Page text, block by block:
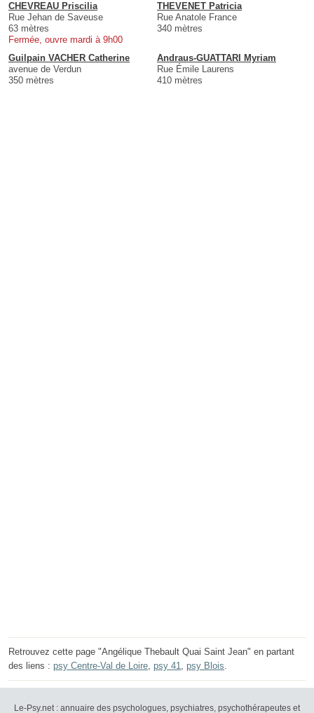
CHEVREAU Priscilia
Rue Jehan de Saveuse
63 mètres
Fermée, ouvre mardi à 9h00
THEVENET Patricia
Rue Anatole France
340 mètres
Guilpain VACHER Catherine
avenue de Verdun
350 mètres
Andraus-GUATTARI Myriam
Rue Émile Laurens
410 mètres
Retrouvez cette page "Angélique Thebault Quai Saint Jean" en partant
des liens : psy Centre-Val de Loire, psy 41, psy Blois.
Le-Psy.net : annuaire des psychologues, psychiatres, psychothérapeutes et